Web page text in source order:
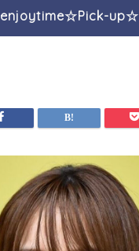
enjoytime☆Pick-up☆